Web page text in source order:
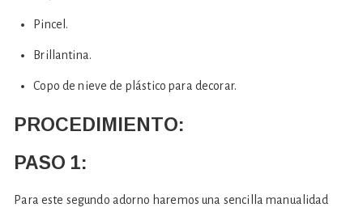
Pincel.
Brillantina.
Copo de nieve de plástico para decorar.
PROCEDIMIENTO:
PASO 1:
Para este segundo adorno haremos una sencilla manualidad